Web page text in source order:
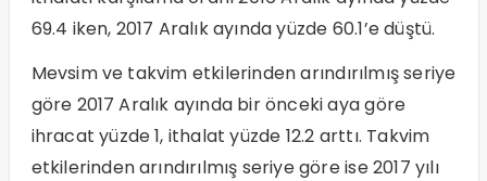
69.4 iken, 2017 Aralık ayında yüzde 60.1’e düştü.
Mevsim ve takvim etkilerinden arındırılmış seriye
göre 2017 Aralık ayında bir önceki aya göre
ihracat yüzde 1, ithalat yüzde 12.2 arttı. Takvim
etkilerinden arındırılmış seriye göre ise 2017 yılı